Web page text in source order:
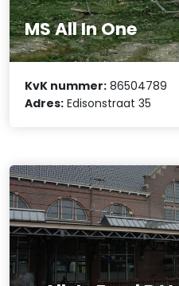
MS All In One
KvK nummer: 86504789
Adres: Edisonstraat 35